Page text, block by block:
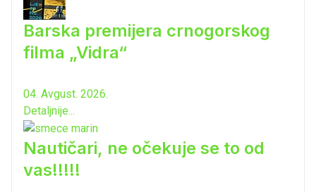
Barska premijera crnogorskog
filma „Vidra“
04. Avgust. 2026.
Detaljnije...
Nautičari, ne očekuje se to od
vas!!!!!